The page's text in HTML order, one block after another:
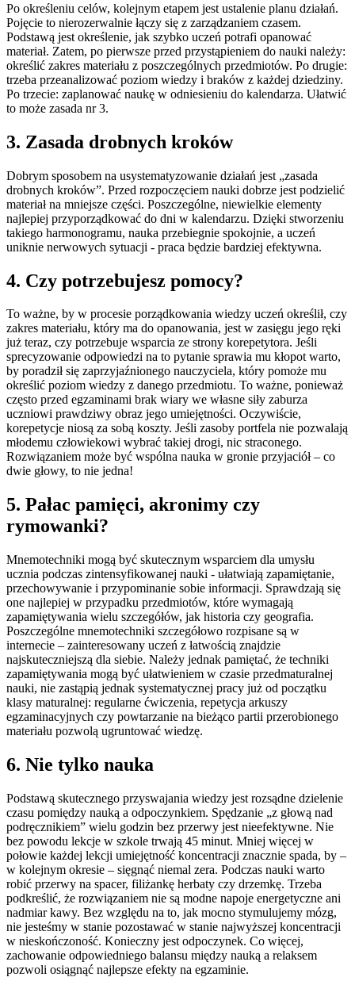
Po określeniu celów, kolejnym etapem jest ustalenie planu działań.
Pojęcie to nierozerwalnie łączy się z zarządzaniem czasem.
Podstawą jest określenie, jak szybko uczeń potrafi opanować
materiał. Zatem, po pierwsze przed przystąpieniem do nauki należy:
określić zakres materiału z poszczególnych przedmiotów. Po drugie:
trzeba przeanalizować poziom wiedzy i braków z każdej dziedziny.
Po trzecie: zaplanować naukę w odniesieniu do kalendarza. Ułatwić
to może zasada nr 3.
3. Zasada drobnych kroków
Dobrym sposobem na usystematyzowanie działań jest „zasada
drobnych kroków”. Przed rozpoczęciem nauki dobrze jest podzielić
materiał na mniejsze części. Poszczególne, niewielkie elementy
najlepiej przyporządkować do dni w kalendarzu. Dzięki stworzeniu
takiego harmonogramu, nauka przebiegnie spokojnie, a uczeń
uniknie nerwowych sytuacji - praca będzie bardziej efektywna.
4. Czy potrzebujesz pomocy?
To ważne, by w procesie porządkowania wiedzy uczeń określił, czy
zakres materiału, który ma do opanowania, jest w zasięgu jego ręki
już teraz, czy potrzebuje wsparcia ze strony korepetytora. Jeśli
sprecyzowanie odpowiedzi na to pytanie sprawia mu kłopot warto,
by poradził się zaprzyjaźnionego nauczyciela, który pomoże mu
określić poziom wiedzy z danego przedmiotu. To ważne, ponieważ
często przed egzaminami brak wiary we własne siły zaburza
uczniowi prawdziwy obraz jego umiejętności. Oczywiście,
korepetycje niosą za sobą koszty. Jeśli zasoby portfela nie pozwalają
młodemu człowiekowi wybrać takiej drogi, nic straconego.
Rozwiązaniem może być wspólna nauka w gronie przyjaciół – co
dwie głowy, to nie jedna!
5. Pałac pamięci, akronimy czy
rymowanki?
Mnemotechniki mogą być skutecznym wsparciem dla umysłu
ucznia podczas zintensyfikowanej nauki - ułatwiają zapamiętanie,
przechowywanie i przypominanie sobie informacji. Sprawdzają się
one najlepiej w przypadku przedmiotów, które wymagają
zapamiętywania wielu szczegółów, jak historia czy geografia.
Poszczególne mnemotechniki szczegółowo rozpisane są w
internecie – zainteresowany uczeń z łatwością znajdzie
najskuteczniejszą dla siebie. Należy jednak pamiętać, że techniki
zapamiętywania mogą być ułatwieniem w czasie przedmaturalnej
nauki, nie zastąpią jednak systematycznej pracy już od początku
klasy maturalnej: regularne ćwiczenia, repetycja arkuszy
egzaminacyjnych czy powtarzanie na bieżąco partii przerobionego
materiału pozwolą ugruntować wiedzę.
6. Nie tylko nauka
Podstawą skutecznego przyswajania wiedzy jest rozsądne dzielenie
czasu pomiędzy nauką a odpoczynkiem. Spędzanie „z głową nad
podręcznikiem” wielu godzin bez przerwy jest nieefektywne. Nie
bez powodu lekcje w szkole trwają 45 minut. Mniej więcej w
połowie każdej lekcji umiejętność koncentracji znacznie spada, by –
w kolejnym okresie – sięgnąć niemal zera. Podczas nauki warto
robić przerwy na spacer, filiżankę herbaty czy drzemkę. Trzeba
podkreślić, że rozwiązaniem nie są modne napoje energetyczne ani
nadmiar kawy. Bez względu na to, jak mocno stymulujemy mózg,
nie jesteśmy w stanie pozostawać w stanie najwyższej koncentracji
w nieskończoność. Konieczny jest odpoczynek. Co więcej,
zachowanie odpowiedniego balansu między nauką a relaksem
pozwoli osiągnąć najlepsze efekty na egzaminie.